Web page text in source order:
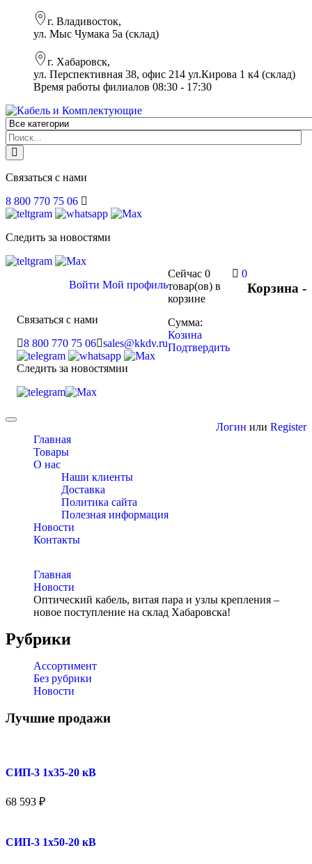
г. Владивосток,
ул. Мыс Чумака 5а (склад)
г. Хабаровск,
ул. Перспективная 38, офис 214 ул.Кирова 1 к4 (склад)
Время работы филиалов 08:30 - 17:30
Связаться с нами
8 800 770 75 06
Следить за новостями
Корзина -
0
Сейчас 0
товар(ов) в
корзине
Сумма:
Козина
Подтвердить
Войти Мой профиль
Связаться с нами
8 800 770 75 06 sales@kkdv.ru
Следить за новостямии
Toggle
navigationГлавная
Товары
О нас
Наши клиенты
Доставка
Политика сайта
Полезная информация
Новости
Контакты
Логин или Register
Главная
Новости
Оптический кабель, витая пара и узлы крепления –
новое поступление на склад Хабаровска!
Рубрики
Ассортимент
Без рубрики
Новости
Лучшие продажи
СИП-3 1x35-20 кВ
68 593 ₽
СИП-3 1x50-20 кВ